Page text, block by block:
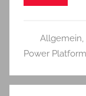
Allgemein,
Power Platform